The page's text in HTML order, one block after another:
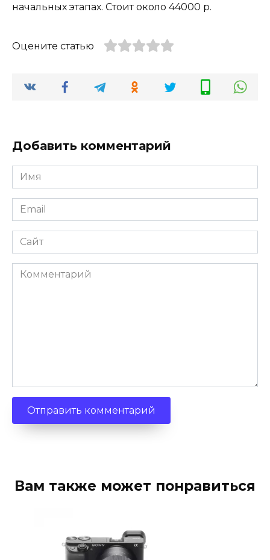
начальных этапах. Стоит около 44000 р.
Оцените статью
Добавить комментарий
Имя
Email
Сайт
Комментарий
Вам также может понравиться